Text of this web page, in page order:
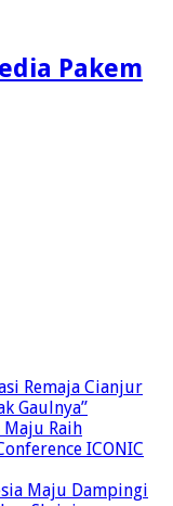
Pakem
Remaja Cianjur
Gaulnya”
Raih
ICONIC
Maju Dampingi